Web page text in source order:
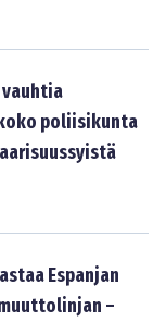
poliisikunta
Espanjan
–